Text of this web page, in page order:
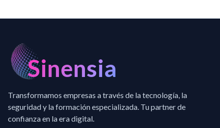
Sinensia
Transformamos empresas a través de la tecnología, la
seguridad y la formación especializada. Tu partner de
confianza en la era digital.